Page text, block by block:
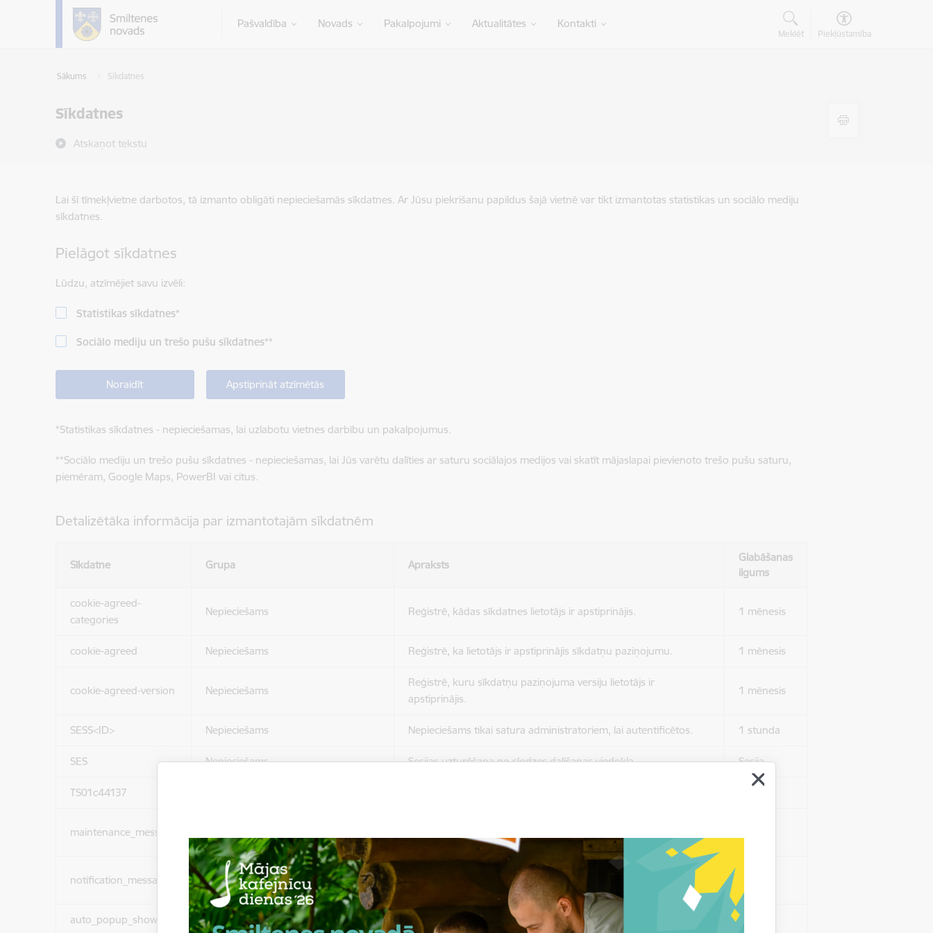
Pāriet uz lapas saturu
Pašvaldība Novads Pakalpojumi Aktualitātes Kontakti
Meklēt Piekļūstamība
Sākums Sīkdatnes
Sīkdatnes
Atskaņot tekstu
Lai šī tīmekļvietne darbotos, tā izmanto obligāti nepieciešamās sīkdatnes. Ar Jūsu piekrišanu papildus šajā vietnē var tikt izmantotas statistikas un sociālo mediju
sīkdatnes.
Pielāgot sīkdatnes
Lūdzu, atzīmējiet savu izvēli:
Statistikas sīkdatnes*
Sociālo mediju un trešo pušu sīkdatnes**
Noraidīt Apstiprināt atzīmētās
*Statistikas sīkdatnes - nepieciešamas, lai uzlabotu vietnes darbību un pakalpojumus.
**Sociālo mediju un trešo pušu sīkdatnes - nepieciešamas, lai Jūs varētu dalīties ar saturu sociālajos medijos vai skatīt mājaslapai pievienoto trešo pušu saturu,
piemēram, Google Maps, PowerBI vai citus.
Detalizētāka informācija par izmantotajām sīkdatnēm
Sīkdatne Grupa Apraksts
Glabāšanas
ilgums
cookie-agreed-
categories
Nepieciešams Reģistrē, kādas sīkdatnes lietotājs ir apstiprinājis. 1 mēnesis
cookie-agreed Nepieciešams Reģistrē, ka lietotājs ir apstiprinājis sīkdatņu paziņojumu. 1 mēnesis
cookie-agreed-version Nepieciešams
Reģistrē, kuru sīkdatņu paziņojuma versiju lietotājs ir
apstiprinājis.
1 mēnesis
SESS<ID> Nepieciešams Nepieciešams tikai satura administratoriem, lai autentificētos. 1 stunda
SES Nepieciešams Sesijas uzturēšana no slodzes dalīšanas viedokļa. Sesija
TS01c44137
maintenance_message
ziņojumus pēc tam, kad viņi ir izlasījuši un aizvēruši tos.
notification_messages Nepieciešams
Sīkdatne ir nepieciešama, lai visiem lietotājiem nerādītu
ziņojumus pēc tam, kad viņi ir izlasījuši un aizvēruši tos.
auto_popup_showed Nepieciešams Reģistrē, ka tiek parādīts modālais logs. Sesija